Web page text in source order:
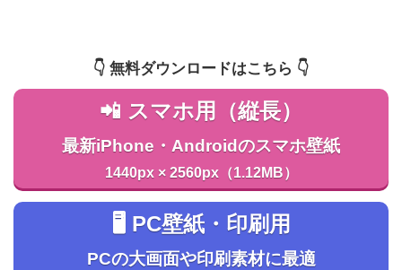
👇️ 無料ダウンロードはこちら 👇️
📲 スマホ用（縦長）
最新iPhone・Androidのスマホ壁紙
1440px × 2560px（1.12MB）
🖥️ PC壁紙・印刷用
PCの大画面や印刷素材に最適